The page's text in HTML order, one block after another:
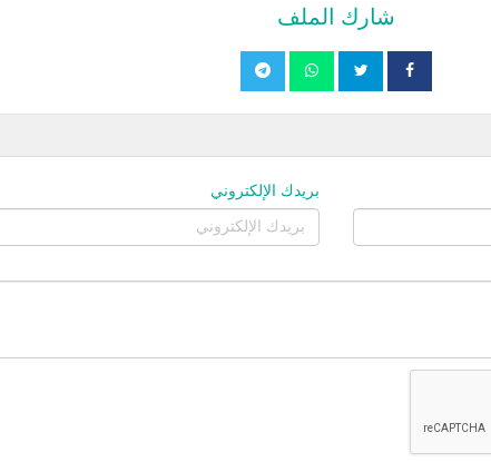
شارك الملف
بريدك الإلكتروني